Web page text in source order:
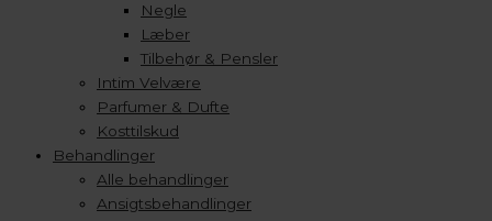
Negle
Læber
Tilbehør & Pensler
Intim Velvære
Parfumer & Dufte
Kosttilskud
Behandlinger
Alle behandlinger
Ansigtsbehandlinger